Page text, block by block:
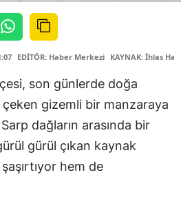
EDİTÖR: Haber Merkezi KAYNAK: İhlas
son günlerde doğa
çeken gizemli bir manzaraya
dağların arasında bir
gürül çıkan kaynak
hem de